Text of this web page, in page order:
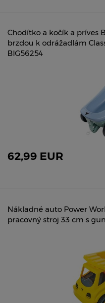
Chodítko a kočík a príves
brzdou k odrážadlám
BIG56254
62,99 EUR
Nákladné auto Power
pracovný stroj 33 cm s